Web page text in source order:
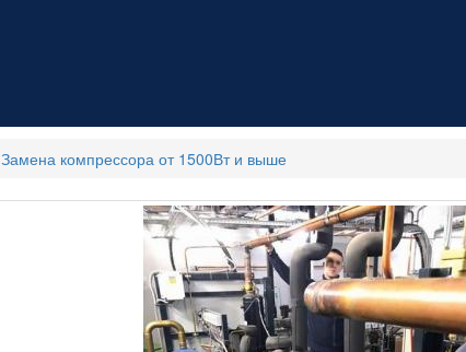
Замена компрессора от 1500Вт и выше